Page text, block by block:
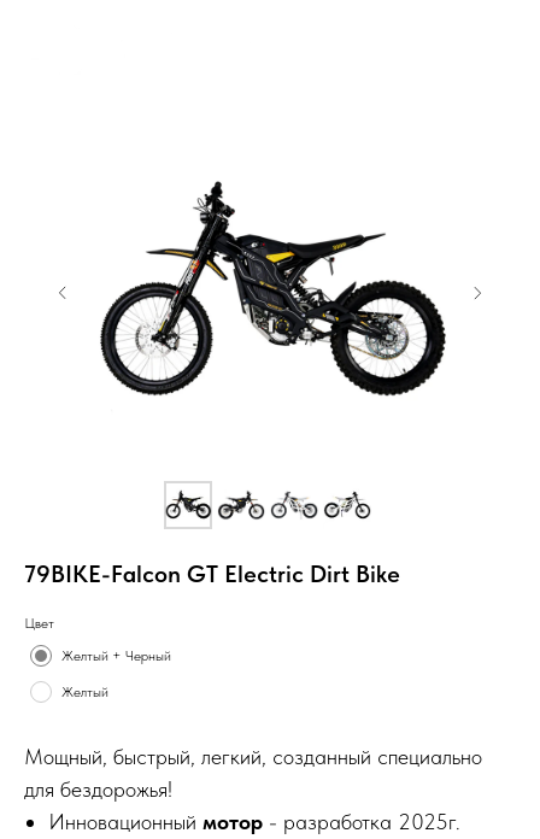
79BIKE-Falcon GT Electric Dirt Bike
Цвет
Желтый + Черный
Желтый
Мощный, быстрый, легкий, созданный специально
для бездорожья!
Инновационный мотор - разработка 2025г.